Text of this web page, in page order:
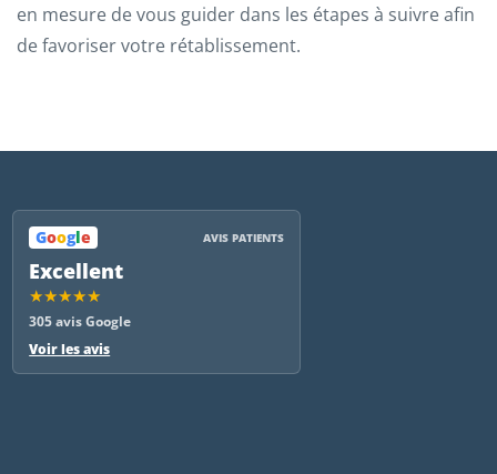
en mesure de vous guider dans les étapes à suivre afin
de favoriser votre rétablissement.
Google AVIS PATIENTS
Excellent
★★★★★
305 avis Google
Voir les avis